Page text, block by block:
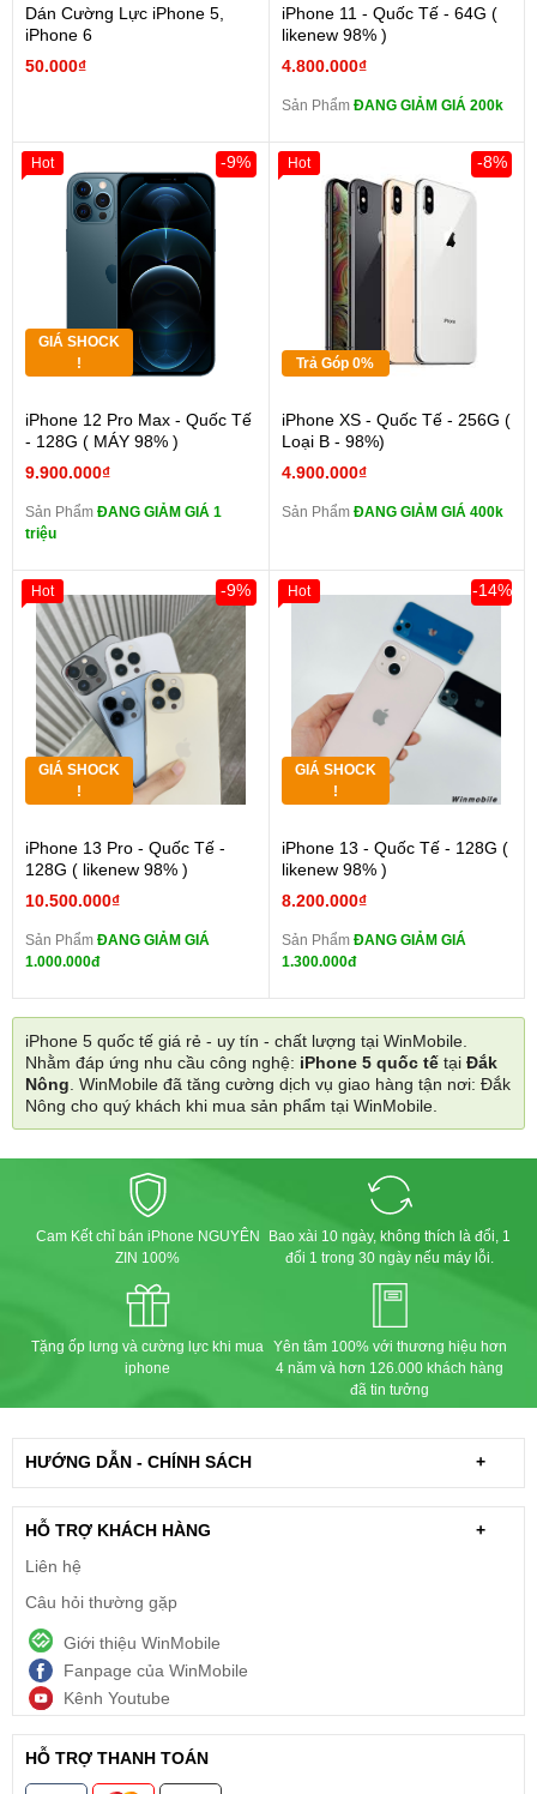
Dán Cường Lực iPhone 5,
iPhone 6
50.000₫
iPhone 11 - Quốc Tế - 64G (
likenew 98% )
4.800.000₫
Sản Phẩm ĐANG GIẢM GIÁ 200k
GIÁ SHOCK
!
iPhone 12 Pro Max - Quốc Tế
- 128G ( MÁY 98% )
9.900.000₫
-9%
Sản Phẩm ĐANG GIẢM GIÁ 1
triệu
Hot
Trả Góp 0%
iPhone XS - Quốc Tế - 256G (
Loại B - 98%)
4.900.000₫
-8%
Sản Phẩm ĐANG GIẢM GIÁ 400k
Hot
GIÁ SHOCK
!
iPhone 13 Pro - Quốc Tế -
128G ( likenew 98% )
10.500.000₫
-9%
Sản Phẩm ĐANG GIẢM GIÁ
1.000.000đ
Hot
GIÁ SHOCK
!
iPhone 13 - Quốc Tế - 128G (
likenew 98% )
8.200.000₫
-14%
Sản Phẩm ĐANG GIẢM GIÁ
1.300.000đ
Hot
iPhone 5 quốc tế giá rẻ - uy tín - chất lượng tại WinMobile.
Nhằm đáp ứng nhu cầu công nghệ: iPhone 5 quốc tế tại Đắk
Nông. WinMobile đã tăng cường dịch vụ giao hàng tận nơi: Đắk
Nông cho quý khách khi mua sản phẩm tại WinMobile.
Cam Kết chỉ bán iPhone NGUYÊN
ZIN 100%
Bao xài 10 ngày, không thích là đổi, 1
đổi 1 trong 30 ngày nếu máy lỗi.
Tặng ốp lưng và cường lực khi mua
iphone
Yên tâm 100% với thương hiệu hơn
4 năm và hơn 126.000 khách hàng
đã tin tưởng
HƯỚNG DẪN - CHÍNH SÁCH +
HỖ TRỢ KHÁCH HÀNG
+
Liên hệ
Câu hỏi thường gặp
Giới thiệu WinMobile
Fanpage của WinMobile
Kênh Youtube
HỖ TRỢ THANH TOÁN